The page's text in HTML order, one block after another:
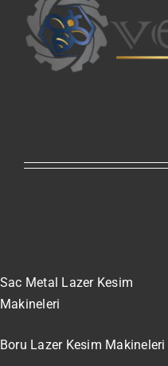
Sac Metal Lazer Kesim
Makineleri
Boru Lazer Kesim Makineleri